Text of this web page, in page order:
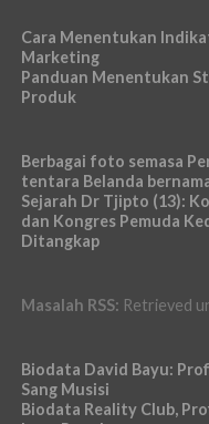
Cara Menentukan
Marketing
Panduan Menentukan
Produk
Berbagai foto semasa
tentara Belanda
Sejarah Dr Tjipto (13):
dan Kongres Pemuda
Ditangkap
Masalah RSS: Retrieved
Biodata David Bayu:
Sang Musisi
Biodata Reality Club,